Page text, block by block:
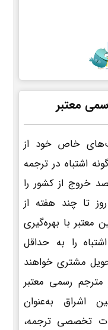
معتبر
خاص خود از
اشتباه در ترجمه
خروج از کشور را
تا چند هفته از
معتبر با بهره‌گیری
را به حداقل
مشتری خواهند
مترجم رسمی معتبر
اشراق به‌عنوان
تخصصی ترجمه،